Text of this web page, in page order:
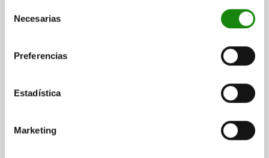
Necesarias
Preferencias
Estadística
Marketing
L=22, ACERO TEMPLE+REVENI. 10 TRATADO EN
MATERIAL DEL CUERPO DE BASE=ACERO TEMPLADO Y REVENIDO
ANCHO DE RANURA=14